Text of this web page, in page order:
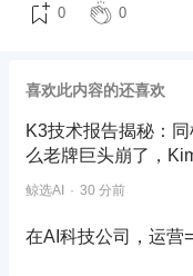
0 0
喜欢此内容的还喜欢
K3技术报告揭秘：
么老牌巨头崩了，
鲸选AI 30 分前
在AI科技公司，运营